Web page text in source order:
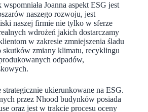
wspomniała Joanna aspekt ESG jest
naszego rozwoju, jest
naszej firmie nie tylko w sferze
wdrożeń jakich dostarczamy
w zakresie zmniejszenia śladu
skutków zmiany klimatu, recyklingu
odpadów,
ukierunkowane na ESG.
przez Nhood budynków posiada
oraz jest w trakcie procesu oceny